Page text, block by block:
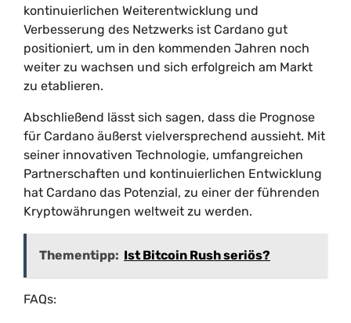
kontinuierlichen Weiterentwicklung und
Verbesserung des Netzwerks ist Cardano gut
positioniert, um in den kommenden Jahren noch
weiter zu wachsen und sich erfolgreich am Markt
zu etablieren.
Abschließend lässt sich sagen, dass die Prognose
für Cardano äußerst vielversprechend aussieht. Mit
seiner innovativen Technologie, umfangreichen
Partnerschaften und kontinuierlichen Entwicklung
hat Cardano das Potenzial, zu einer der führenden
Kryptowährungen weltweit zu werden.
Thementipp: Ist Bitcoin Rush seriös?
FAQs: